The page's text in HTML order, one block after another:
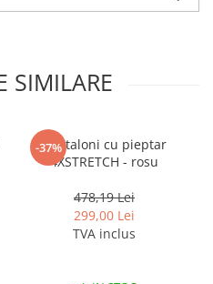
SIMILARE
-37%
Pantaloni cu pieptar
4XSTRETCH - rosu
478,19 Lei
299,00 Lei
TVA inclus